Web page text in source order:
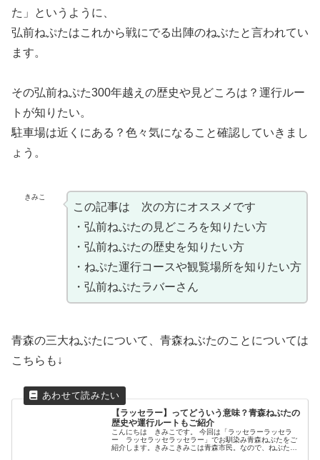
た」というように、
弘前ねぷたはこれから戦にでる出陣のねぶたと言われてい
ます。
その弘前ねぷた300年越えの歴史や見どころは？運行ルー
トが知りたい。
駐車場は近くにある？色々気になること確認していきまし
ょう。
きみこ
この記事は 次の方にオススメです
・弘前ねぷたの見どころを知りたい方
・弘前ねぷたの歴史を知りたい方
・ねぷた運行コースや観覧場所を知りたい方
・弘前ねぷたラバーさん
青森の三大ねぶたについて、青森ねぶたのことについては
こちらも↓
【ラッセラー】ってどういう意味？青森ねぶたの
歴史や運行ルートもご紹介
こんにちは きみこです。 今回は「ラッセラーラッセラ
ー ラッセラッセラッセラー」でお馴染み青森ねぶたをご
紹介します。きみこきみこは青森市民。なので、ねぶた祭